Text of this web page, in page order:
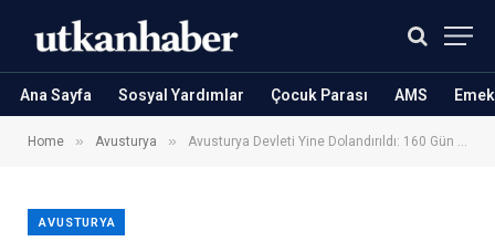
Ana Sayfa Sosyal Yardımlar Çocuk Parası AMS
Home » Avusturya » Avusturya Devleti Yine Dolandırıldı: 160 Gün Boyunca Ülkesine Gidip 3.800 Euro Haksız Yere AMS’ten İşsizlik Parası Aldı
AVUSTURYA